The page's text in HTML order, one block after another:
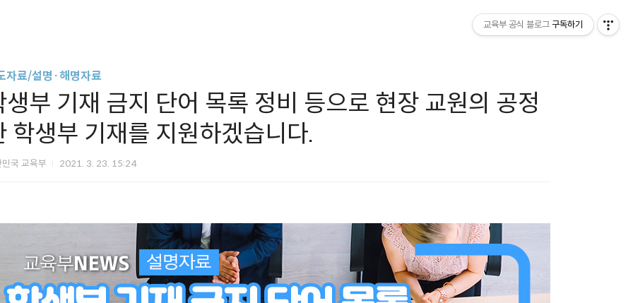
자료/설명·해명자료
생부 기재 금지 단어 목록 정비 등으로 현장 교원의 공정
학생부 기재를 지원하겠습니다.
국 교육부 2021. 3. 23. 15:24
교육부 공식 블로그 구독하기